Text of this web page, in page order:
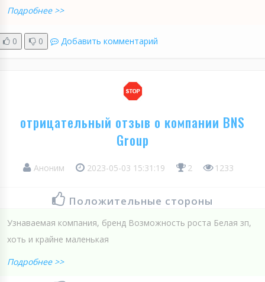
Подробнее >>
0 0 Добавить комментарий
отрицательный отзыв о компании BNS
Group
Аноним 2023-05-03 15:31:19 2 1233
Положительные стороны
Узнаваемая компания, бренд Возможность роста Белая зп,
хоть и крайне маленькая
Подробнее >>